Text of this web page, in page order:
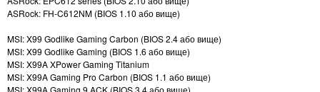
ASRock: FH-C612NM (BIOS 1.10 або вище)
MSI: X99 Godlike Gaming Carbon (BIOS 2.4 або вище)
MSI: X99 Godlike Gaming (BIOS 1.6 або вище)
MSI: X99A XPower Gaming Titanium
MSI: X99A Gaming Pro Carbon (BIOS 1.1 або вище)